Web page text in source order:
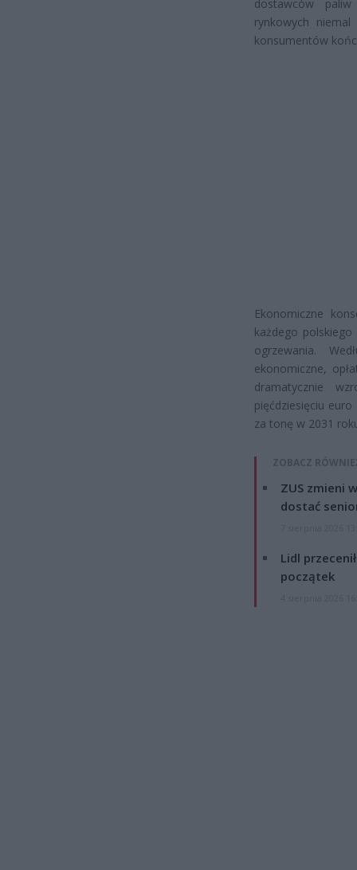
dostawców
rynkowych
konsumentów
Ekonomiczne
każdego
ogrzewania.
ekonomiczne,
dramatycznie
pięćdziesięciu
za tonę w 2031
ZOBACZ
ZUS zmieni
dostać
Lidl
początek